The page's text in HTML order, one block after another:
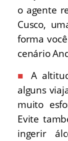
o agente
Cusco,
forma
cenário
A
alguns
muito
Evite
ingerir